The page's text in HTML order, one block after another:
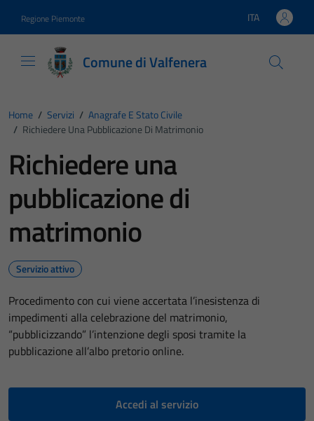
Regione Piemonte Lingua attiva:
ITA
Comune di Valfenera
Home / Servizi / Anagrafe E Stato Civile
/ Richiedere Una Pubblicazione Di Matrimonio
Richiedere una
pubblicazione di
matrimonio
Servizio attivo
Procedimento con cui viene accertata l’inesistenza di
impedimenti alla celebrazione del matrimonio,
“pubblicizzando” l’intenzione degli sposi tramite la
pubblicazione all’albo pretorio online.
Accedi al servizio